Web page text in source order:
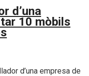
d’una
10 mòbils
d’una empresa de